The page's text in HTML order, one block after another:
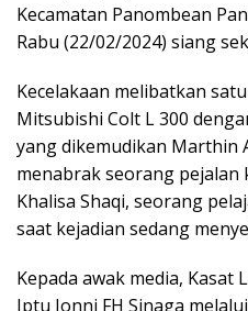
Kecamatan Panombean
Rabu (22/02/2024) siang
Kecelakaan melibatkan
Mitsubishi Colt L 300
yang dikemudikan Marthin
menabrak seorang pejalan
Khalisa Shaqi, seorang
saat kejadian sedang
Kepada awak media, Kasat
Iptu Jonni FH Sinaga